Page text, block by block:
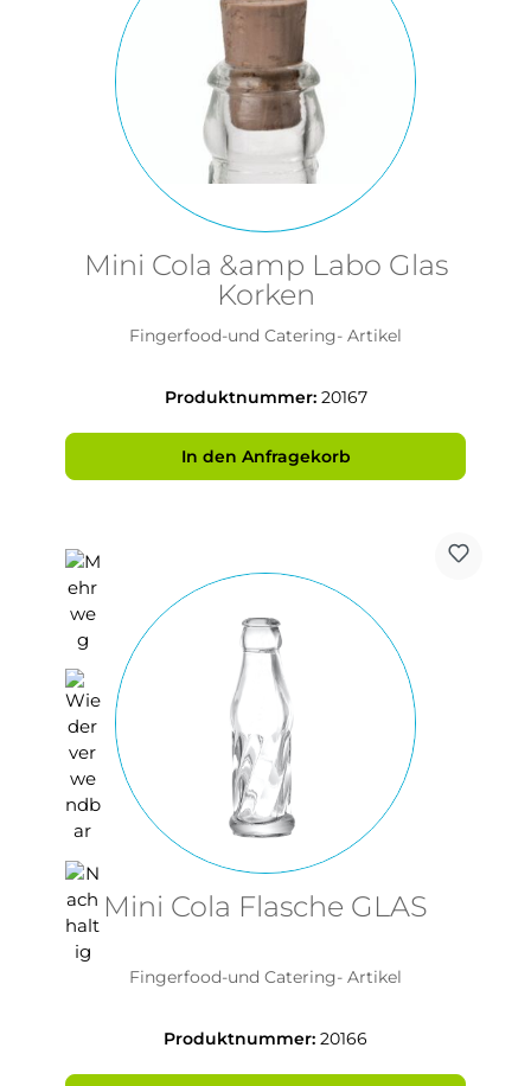
Mini Cola &amp Labo Glas
Korken
Fingerfood-und Catering- Artikel
Produktnummer: 20167
In den Anfragekorb
Mini Cola Flasche GLAS
Fingerfood-und Catering- Artikel
Produktnummer: 20166